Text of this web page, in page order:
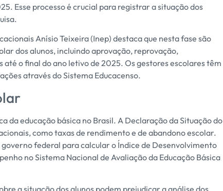
Esse processo é crucial para registrar a situação dos
Anísio Teixeira (Inep) destaca que nesta fase são
dos alunos, incluindo aprovação, reprovação,
o final do ano letivo de 2025. Os gestores escolares têm
através do Sistema Educacenso.
da educação básica no Brasil. A Declaração da Situação do
como taxas de rendimento e de abandono escolar.
federal para calcular o Índice de Desenvolvimento
no Sistema Nacional de Avaliação da Educação Básica